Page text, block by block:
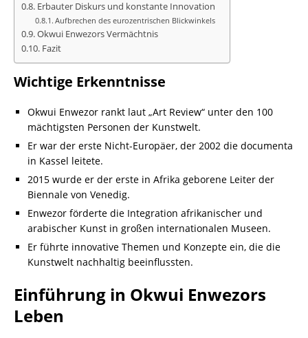
Erbauter Diskurs und konstante Innovation
Aufbrechen des eurozentrischen Blickwinkels
Okwui Enwezors Vermächtnis
Fazit
Wichtige Erkenntnisse
Okwui Enwezor rankt laut „Art Review“ unter den 100
mächtigsten Personen der Kunstwelt.
Er war der erste Nicht-Europäer, der 2002 die documenta
in Kassel leitete.
2015 wurde er der erste in Afrika geborene Leiter der
Biennale von Venedig.
Enwezor förderte die Integration afrikanischer und
arabischer Kunst in großen internationalen Museen.
Er führte innovative Themen und Konzepte ein, die die
Kunstwelt nachhaltig beeinflussten.
Einführung in Okwui Enwezors
Leben